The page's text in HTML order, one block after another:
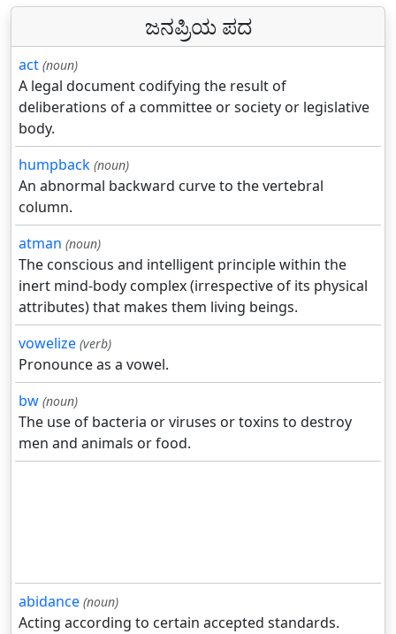
ಜನಪ್ರಿಯ ಪದ
act (noun)
A legal document codifying the result of
deliberations of a committee or society or legislative
body.
humpback (noun)
An abnormal backward curve to the vertebral
column.
atman (noun)
The conscious and intelligent principle within the
inert mind-body complex (irrespective of its physical
attributes) that makes them living beings.
vowelize (verb)
Pronounce as a vowel.
bw (noun)
The use of bacteria or viruses or toxins to destroy
men and animals or food.
abidance (noun)
Acting according to certain accepted standards.